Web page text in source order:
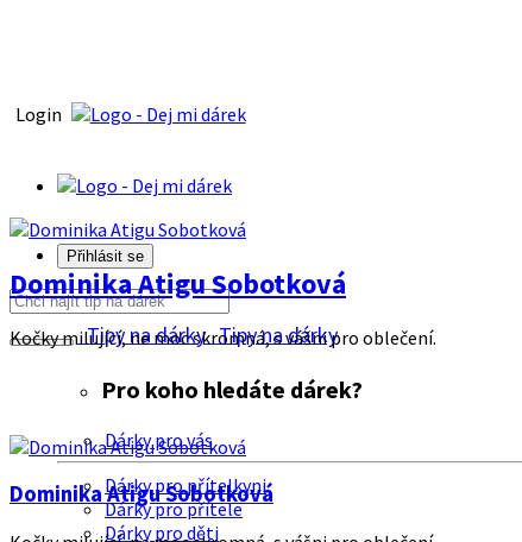
Login
Přihlásit se
Tipy na dárkyTipy na dárky
Pro koho hledáte dárek?
Dárky pro vás
Dárky pro přítelkyni
Dárky pro přítele
Dárky pro děti
Dominika Atigu Sobotková
Kočky milující, ne moc skromná, s vášni pro oblečení.
Dominika Atigu Sobotková